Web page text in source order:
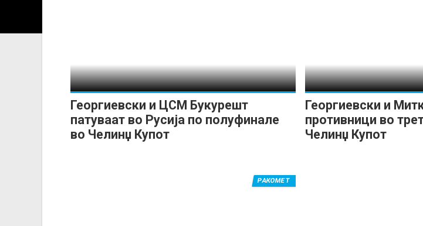
Георгиевски и ЦСМ Букурешт
патуваат во Русија по полуфинале
во Челинџ Купот
Георгиевски и
противници во
Челинџ Купот
РАКОМЕТ
За секоја форма на распространување, репродукција или комерцијална употреба на текстови,